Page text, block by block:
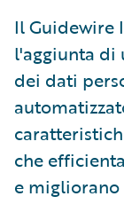
Il Guidewire
l'aggiunta di
dei dati
che
e